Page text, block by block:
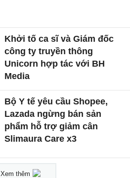
Khởi tố ca sĩ và Giám đốc
công ty truyền thông
Unicorn hợp tác với BH
Media
Bộ Y tế yêu cầu Shopee,
Lazada ngừng bán sản
phẩm hỗ trợ giảm cân
Slimaura Care x3
Xem thêm